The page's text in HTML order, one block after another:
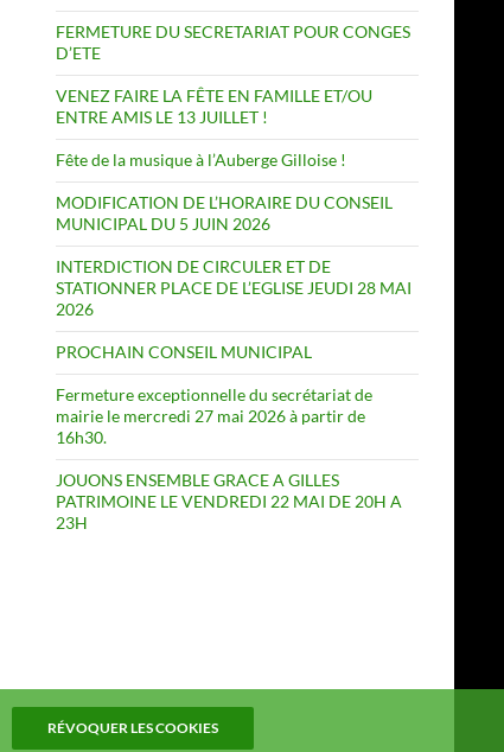
FERMETURE DU SECRETARIAT POUR CONGES
D’ETE
VENEZ FAIRE LA FÊTE EN FAMILLE ET/OU
ENTRE AMIS LE 13 JUILLET !
Fête de la musique à l’Auberge Gilloise !
MODIFICATION DE L’HORAIRE DU CONSEIL
MUNICIPAL DU 5 JUIN 2026
INTERDICTION DE CIRCULER ET DE
STATIONNER PLACE DE L’EGLISE JEUDI 28 MAI
2026
PROCHAIN CONSEIL MUNICIPAL
Fermeture exceptionnelle du secrétariat de
mairie le mercredi 27 mai 2026 à partir de
16h30.
JOUONS ENSEMBLE GRACE A GILLES
PATRIMOINE LE VENDREDI 22 MAI DE 20H A
23H
RÉVOQUER LES COOKIES